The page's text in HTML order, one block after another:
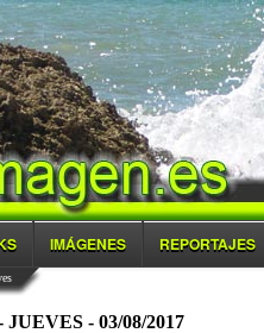
IMÁGENES REPORTAJES
- 03/08/2017